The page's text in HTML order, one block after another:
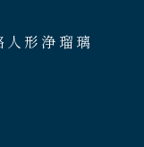
形浄瑠璃